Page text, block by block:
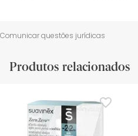
Comunicar questões jurídicas
Produtos relacionados